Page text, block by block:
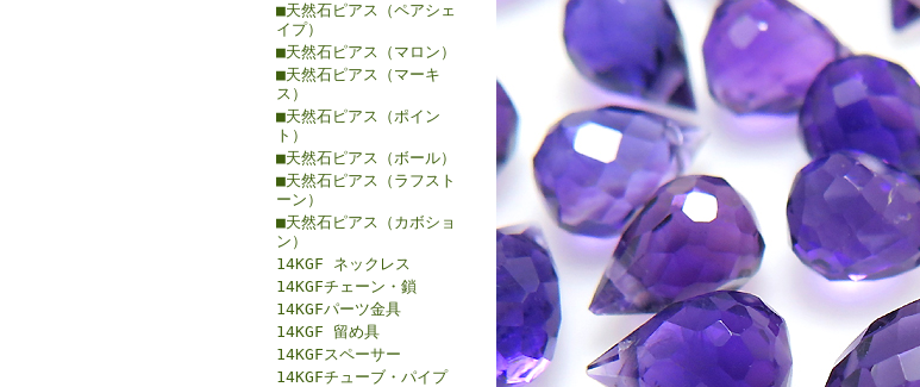
■天然石ピアス（ペアシェ
イプ）
■天然石ピアス（マロン）
■天然石ピアス（マーキ
ス）
■天然石ピアス（ポイン
ト）
■天然石ピアス（ボール）
■天然石ピアス（ラフスト
ーン）
■天然石ピアス（カボショ
ン）
14KGF ネックレス
14KGFチェーン・鎖
14KGFパーツ金具
14KGF 留め具
14KGFスペーサー
14KGFチューブ・パイプ